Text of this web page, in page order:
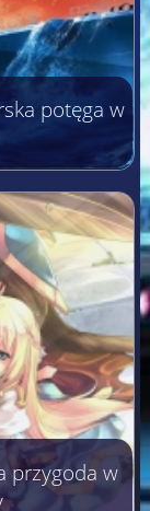
potęga w
przygoda w